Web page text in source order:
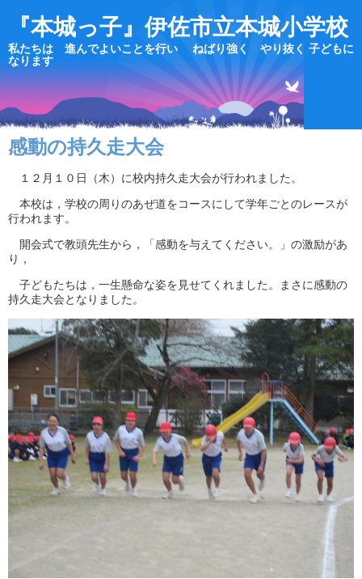
『本城っ子』伊佐市立本城小学校
私たちは 進んでよいことを行い ねばり強く やり抜く 子どもに
なります
感動の持久走大会
１２月１０日（木）に校内持久走大会が行われました。
本校は，学校の周りのあぜ道をコースにして学年ごとのレースが
行われます。
開会式で教頭先生から，「感動を与えてください。」の激励があ
り，
子どもたちは，一生懸命な姿を見せてくれました。まさに感動の
持久走大会となりました。